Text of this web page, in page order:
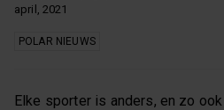
april, 2021
POLAR NIEUWS
Elke sporter is anders, en zo